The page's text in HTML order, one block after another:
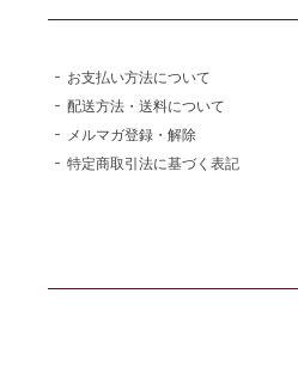
お支払い方法について
配送方法・送料について
メルマガ登録・解除
特定商取引法に基づく表記